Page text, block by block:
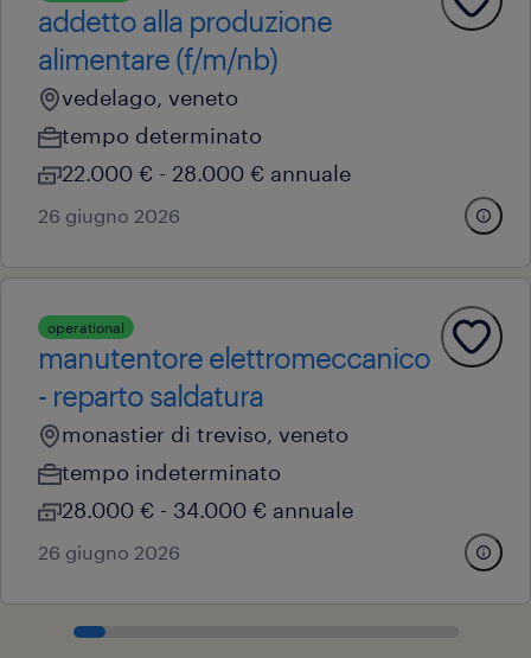
addetto alla produzione
alimentare (f/m/nb)
vedelago, veneto
tempo determinato
22.000 € - 28.000 € annuale
26 giugno 2026
operational
manutentore elettromeccanico
- reparto saldatura
monastier di treviso, veneto
tempo indeterminato
28.000 € - 34.000 € annuale
26 giugno 2026